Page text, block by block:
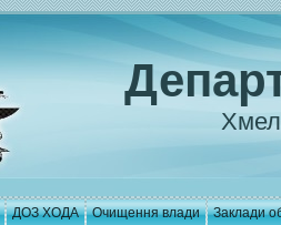
ДОЗ ХОДА Очищення влади Заклади